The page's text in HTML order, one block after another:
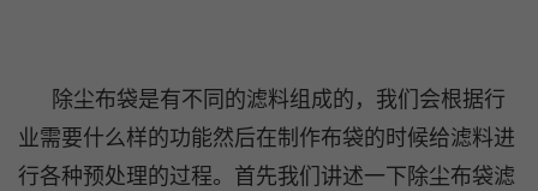
除尘布袋是有不同的滤料组成的，我们会根据行
业需要什么样的功能然后在制作布袋的时候给滤料进
行各种预处理的过程。首先我们讲述一下除尘布袋滤